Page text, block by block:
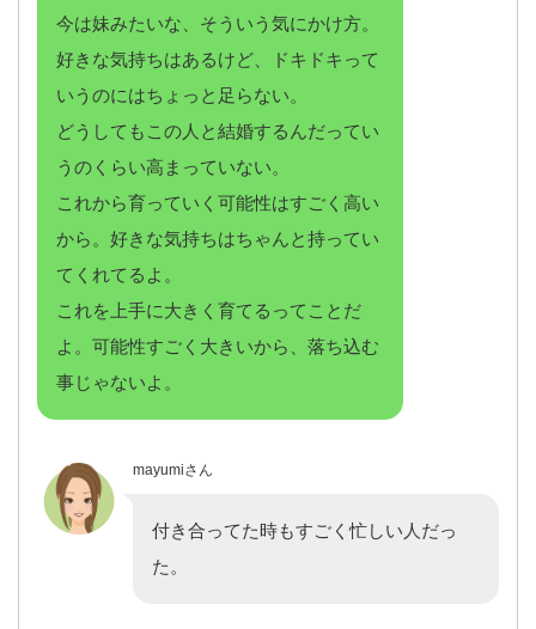
今は妹みたいな、そういう気にかけ方。
好きな気持ちはあるけど、ドキドキって
いうのにはちょっと足らない。
どうしてもこの人と結婚するんだってい
うのくらい高まっていない。
これから育っていく可能性はすごく高い
から。好きな気持ちはちゃんと持ってい
てくれてるよ。
これを上手に大きく育てるってことだ
よ。可能性すごく大きいから、落ち込む
事じゃないよ。
mayumiさん
付き合ってた時もすごく忙しい人だっ
た。